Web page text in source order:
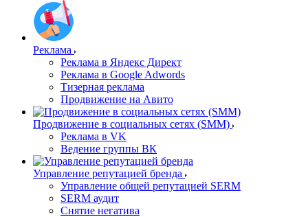
Реклама
Реклама в Яндекс Директ
Реклама в Google Adwords
Тизерная реклама
Продвижение на Авито
Продвижение в социальных сетях (SMM)
Реклама в VK
Ведение группы ВК
Управление репутацией бренда
Управление общей репутацией SERM
SERM аудит
Снятие негатива